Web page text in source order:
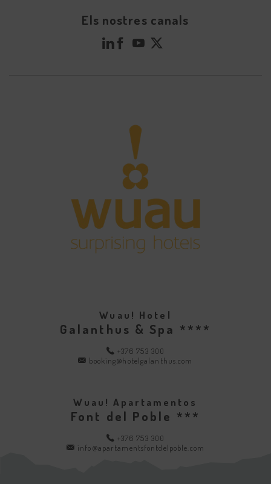
Els nostres canals
Wuau! Hotel
Galanthus & Spa ****
+376 753 300
booking@hotelgalanthus.com
Wuau! Apartamentos
Font del Poble ***
+376 753 300
info@apartamentsfontdelpoble.com